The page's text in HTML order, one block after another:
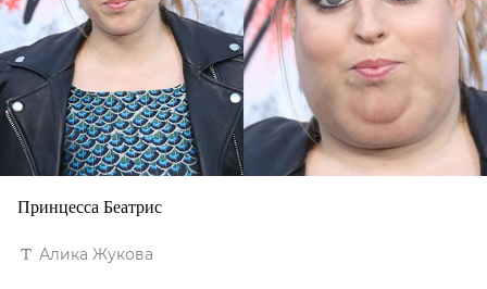
Принцесса Беатрис
Алика Жукова